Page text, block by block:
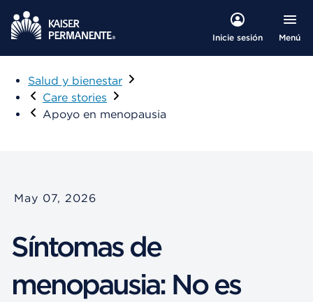
Inicie sesión Menú
Salud y bienestar
Care stories
Apoyo en menopausia
May 07, 2026
Síntomas de
menopausia: No es